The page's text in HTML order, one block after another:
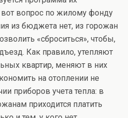
вопрос по жилому фонду
из бюджета нет, из горожан
«сброситься», чтобы,
Как правило, утепляют
квартир, меняют в них
на отоплении не
приборов учета тепла: в
приходится платить